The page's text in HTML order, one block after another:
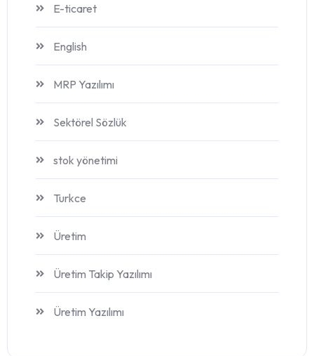
E-ticaret
English
MRP Yazılımı
Sektörel Sözlük
stok yönetimi
Turkce
Üretim
Üretim Takip Yazılımı
Üretim Yazılımı